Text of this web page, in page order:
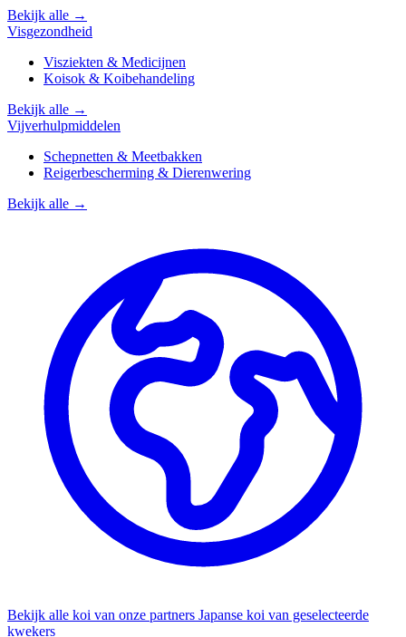
Bekijk alle →
Visgezondheid
Visziekten & Medicijnen
Koisok & Koibehandeling
Bekijk alle →
Vijverhulpmiddelen
Schepnetten & Meetbakken
Reigerbescherming & Dierenwering
Bekijk alle →
Bekijk alle koi van onze partners Japanse koi van geselecteerde
kwekers